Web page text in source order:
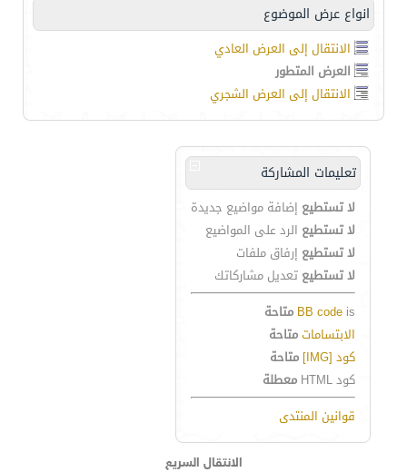
انواع عرض الموضوع
الانتقال إلى العرض العادي
العرض المتطور
الانتقال إلى العرض الشجري
تعليمات المشاركة
لا تستطيع إضافة مواضيع جديدة
لا تستطيع الرد على المواضيع
لا تستطيع إرفاق ملفات
لا تستطيع تعديل مشاركاتك
BB code is
متاحة
الابتساماتمتاحة
كود [IMG]
متاحة
كود HTML
معطلة
قوانين المنتدى
الانتقال السريع